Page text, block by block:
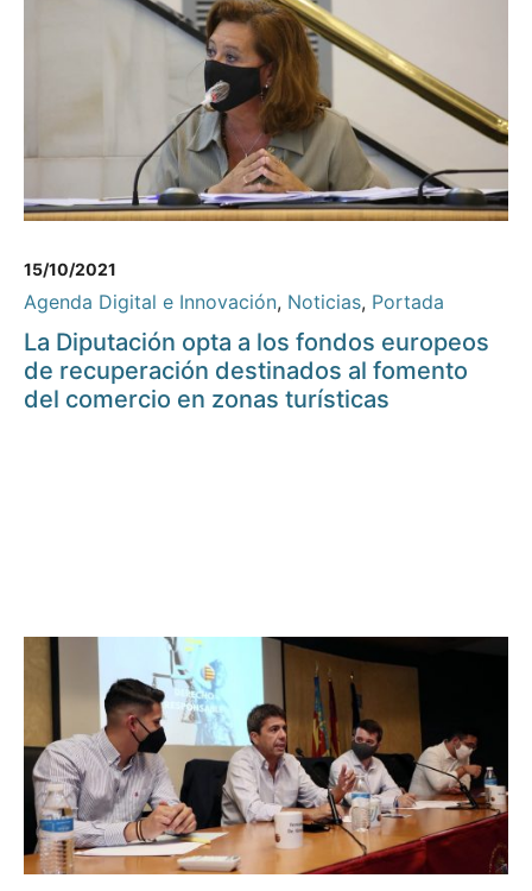
15/10/2021
Agenda Digital e Innovación, Noticias, Portada
La Diputación opta a los fondos europeos
de recuperación destinados al fomento
del comercio en zonas turísticas